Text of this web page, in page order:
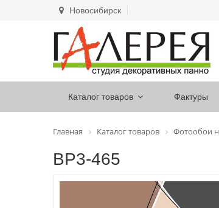
Новосибирск
Каталог товаров Фактуры
Главная Каталог товаров Фотообои
ВР3-465